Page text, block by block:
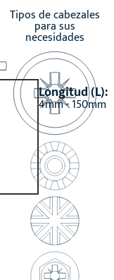
Longitud (L):
4mm - 150mm
Tipos de cabezales
para sus
necesidades